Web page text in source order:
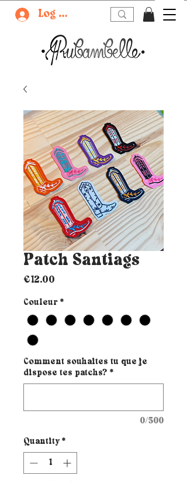
Log In
Patch Santiags
€12.00
Couleur *
Comment souhaites tu que je
dispose tes patchs? *
0/500
Quantity *